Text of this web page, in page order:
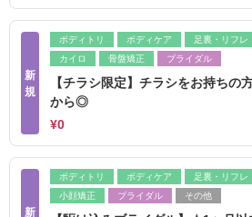
新
規
ボディトリ ボディケア 足裏・リフレ
カイロ
骨盤矯正 ブライダル
【チラシ限定】チラシをお持ちの
から◎
¥0
新
ボディトリ ボディケア 足裏・リフレ
小顔矯正
ブライダル その他